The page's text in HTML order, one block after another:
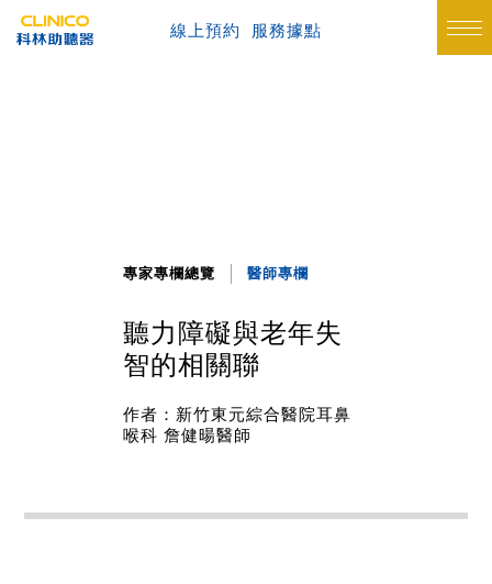
線上預約 服務據點
專家專欄總覽 醫師專欄
聽力障礙與老年失
智的相關聯
作者：新竹東元綜合醫院耳鼻
喉科 詹健暘醫師